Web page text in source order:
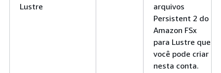
Lustre
arquivos
Persistent 2 do
Amazon FSx
para Lustre que
você pode criar
nesta conta.